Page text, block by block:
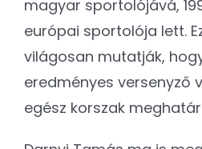
magyar sportolójává,
európai sportolója lett.
világosan mutatják,
eredményes versenyző
egész korszak